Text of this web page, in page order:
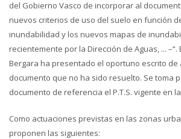
del Gobierno Vasco de incorporar al
nuevos criterios de uso del suelo en función
inundabilidad y los nuevos mapas de
recientemente por la Dirección de Aguas, ...
Bergara ha presentado el oportuno escrito de
documento que no ha sido resuelto. Se toma
documento de referencia el P.T.S. vigente en
Como actuaciones previstas en las zonas
proponen las siguientes: